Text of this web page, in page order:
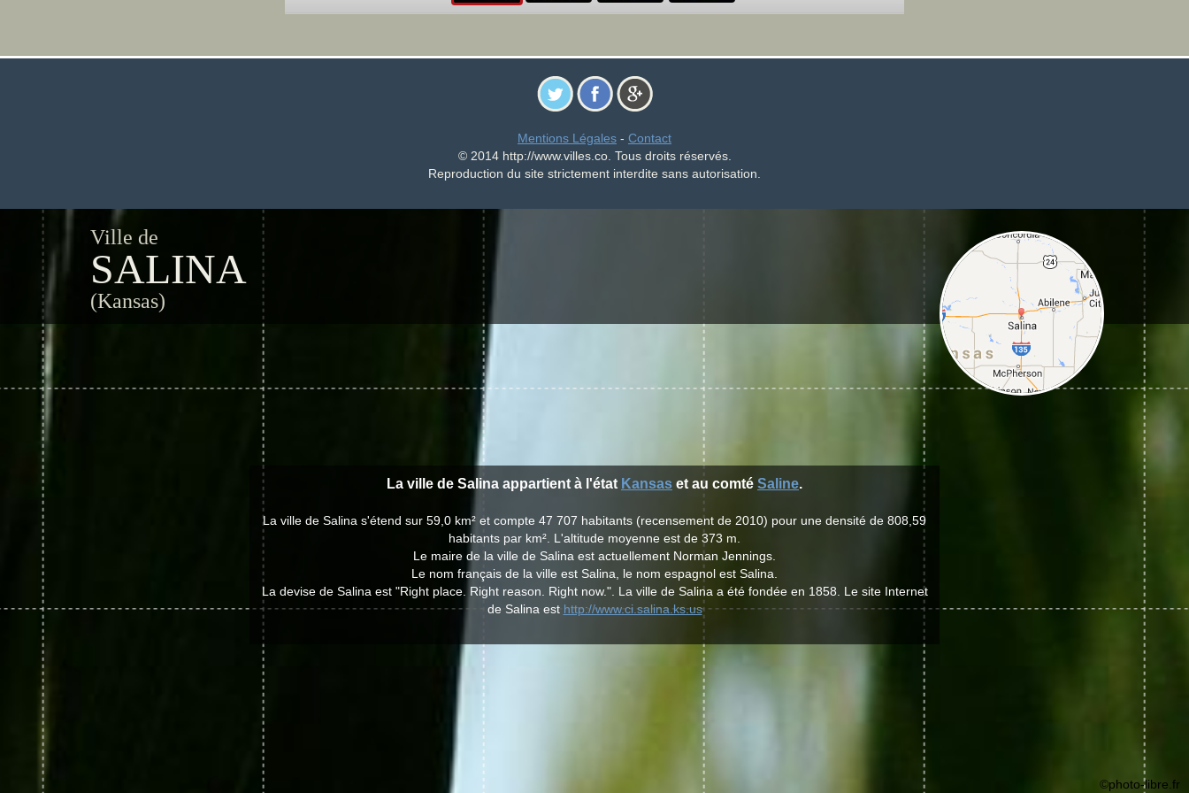
Mentions Légales - Contact
© 2014 http://www.villes.co. Tous droits réservés.
Reproduction du site strictement interdite sans autorisation.
Ville de
SALINA
(Kansas)
La ville de Salina appartient à l'état Kansas et au comté Saline.
La ville de Salina s'étend sur 59,0 km² et compte 47 707 habitants (recensement de 2010) pour une densité de 808,59
habitants par km². L'altitude moyenne est de 373 m.
Le maire de la ville de Salina est actuellement Norman Jennings.
Le nom français de la ville est Salina, le nom espagnol est Salina.
La devise de Salina est "Right place. Right reason. Right now.". La ville de Salina a été fondée en 1858. Le site Internet
de Salina est http://www.ci.salina.ks.us
©photo-libre.fr